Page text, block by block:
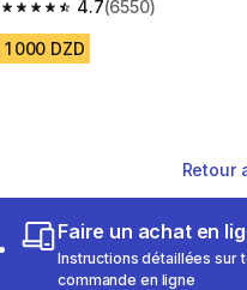
4.7
4.7 out of 5 stars from 6550
(6550)
1 000 DZD
Retour
Faire un achat en
Instructions détaillées sur
commande en ligne